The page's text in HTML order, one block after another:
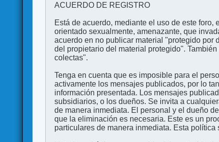
ACUERDO DE REGISTRO
Está de acuerdo, mediante el uso de este
orientado sexualmente, amenazante, que
acuerdo en no publicar material "protegido por
del propietario del material protegido".
colectas".
Tenga en cuenta que es imposible para el
activamente los mensajes publicados, por lo
información presentada. Los mensajes
subsidiarios, o los dueños. Se invita a
de manera inmediata. El personal y el dueño
que la eliminación es necesaria. Este es un
particulares de manera inmediata. Esta